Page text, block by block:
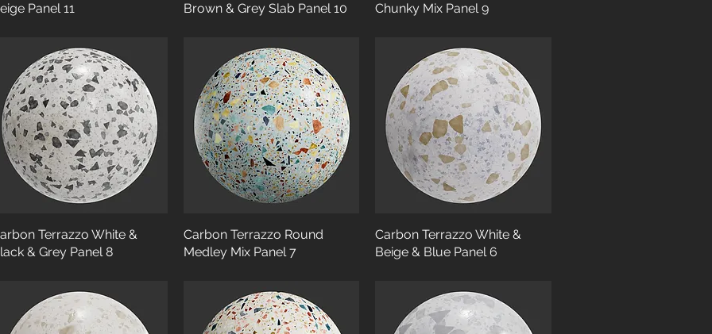
Panel 11
Brown & Grey Slab Panel 10
Chunky Mix Panel 9
Terrazzo White &
& Grey Panel 8
Carbon Terrazzo Round
Medley Mix Panel 7
Carbon Terrazzo White &
Beige & Blue Panel 6